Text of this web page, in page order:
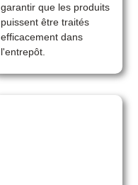
garantir que les produits
puissent être traités
efficacement dans
l'entrepôt.